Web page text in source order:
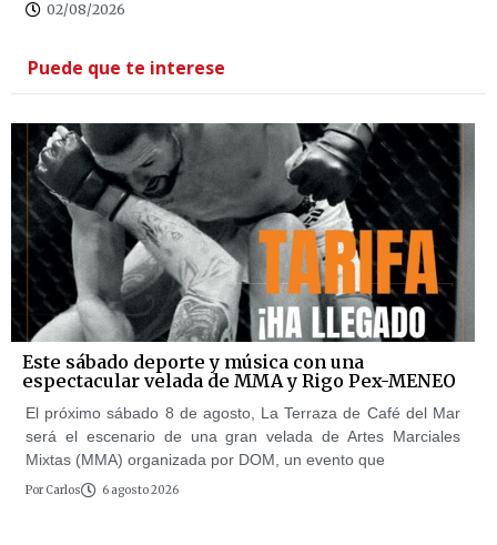
02/08/2026
Puede que te interese
Este sábado deporte y música con una
espectacular velada de MMA y Rigo Pex-MENEO
El próximo sábado 8 de agosto, La Terraza de Café del Mar
será el escenario de una gran velada de Artes Marciales
Mixtas (MMA) organizada por DOM, un evento que
Por Carlos 6 agosto 2026